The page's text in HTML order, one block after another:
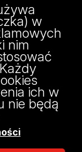
w
nim
ich w
nie będą